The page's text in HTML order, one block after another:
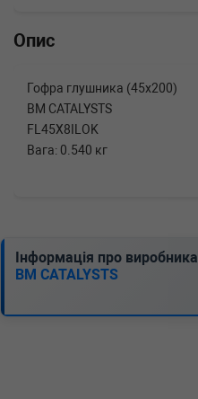
Опис
Гофра глушника (45x200)
BM CATALYSTS
FL45X8ILOK
Вага: 0.540 кг
Інформація про виробника
BM CATALYSTS